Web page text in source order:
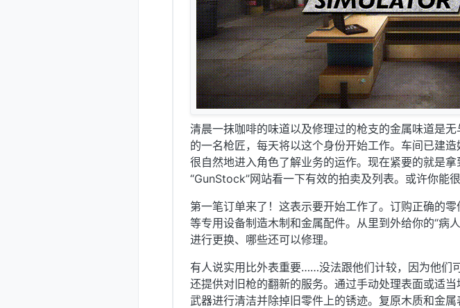
清晨一抹咖啡的味道以及修理过的枪支的金属味道是
的一名枪匠，每天将以这个身份开始工作。车间已建
很自然地进入角色了解业务的运作。现在紧要的就是
“GunStock”网站看一下有效的拍卖及列表。或许你能
第一笔订单来了！这表示要开始工作了。订购正确的
等专用设备制造木制和金属配件。从里到外给你的“病
进行更换、哪些还可以修理。
有人说实用比外表重要……没法跟他们计较，因为他们
还提供对旧枪的翻新的服务。通过手动处理表面或适
武器进行清洁并除掉旧零件上的锈迹。复原木质和金